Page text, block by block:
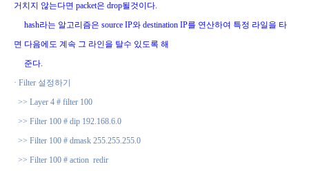
거치지 않는다면 packet은 drop될것이다.
hash라는 알고리즘은 source IP와 destination IP를 연산하여 특정 라일을 타
면 다음에도 계속 그 라인을 탈수 있도록 해
준다.
· Filter 설정하기
>> Layer 4 # filter 100
>> Filter 100 # dip 192.168.6.0
>> Filter 100 # dmask 255.255.255.0
>> Filter 100 # action redir